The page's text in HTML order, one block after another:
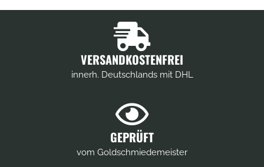
VERSANDKOSTENFREI
innerh. Deutschlands mit DHL
GEPRÜFT
vom Goldschmiedemeister